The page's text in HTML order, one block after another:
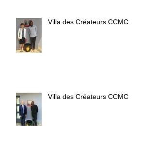
Villa des Créateurs CCMC
Villa des Créateurs CCMC